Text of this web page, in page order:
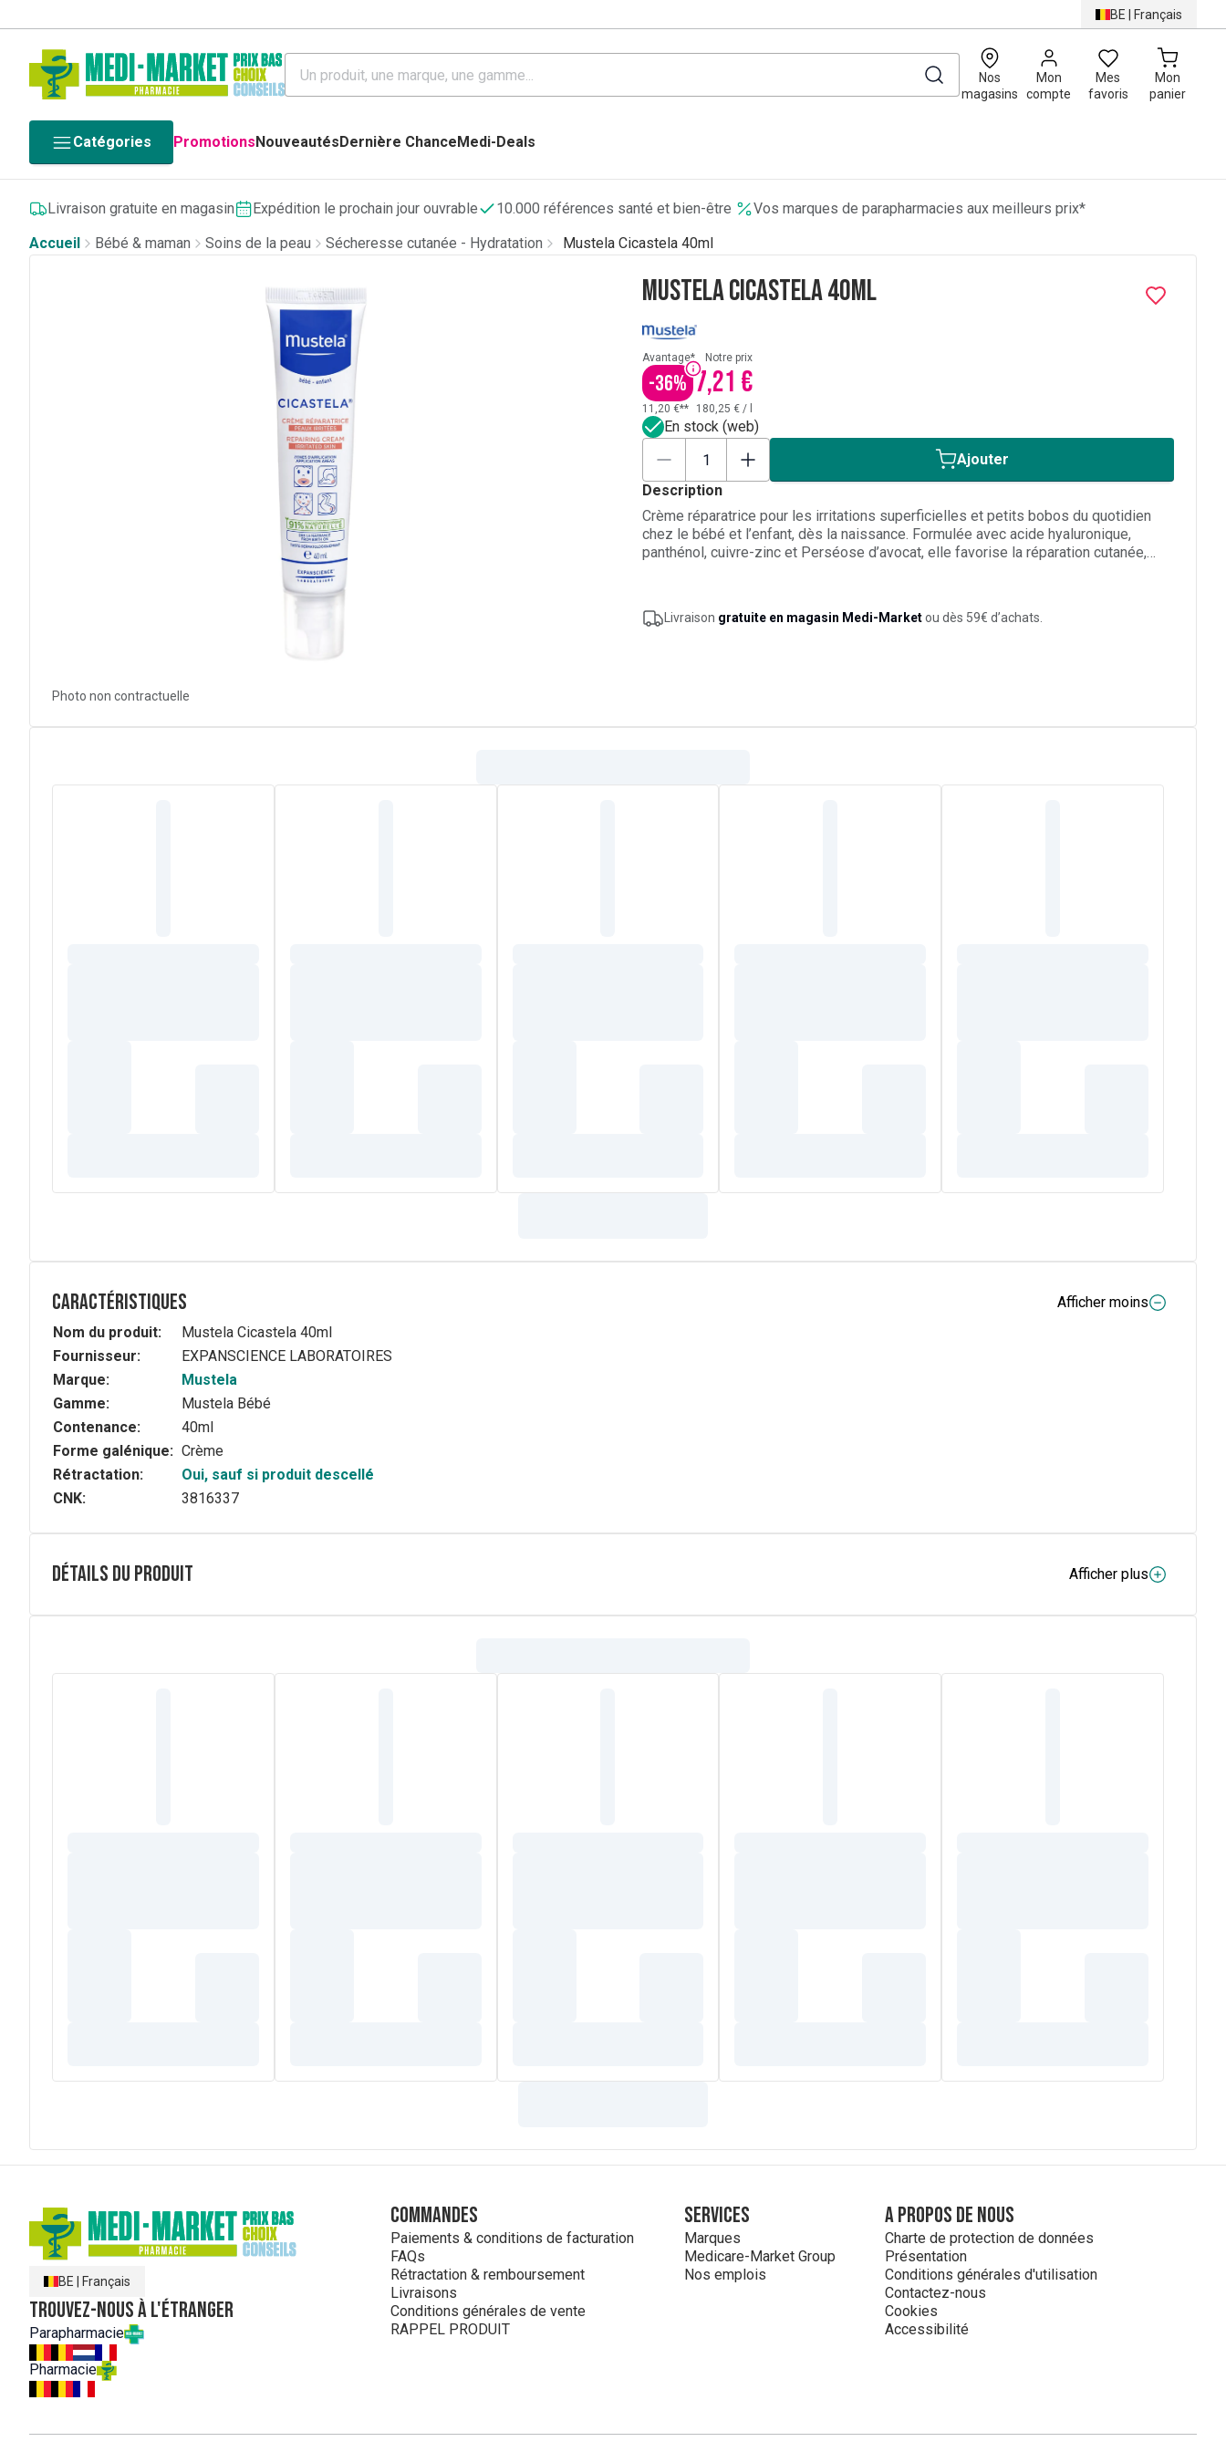
BE | Français
Nos
magasins
Mon
compte
Mes
favoris
Mon
panier
0
Catégories PromotionsNouveautésDernière ChanceMedi-Deals
Livraison gratuite en magasin Expédition le prochain jour ouvrable 10.000 références santé et bien-être
Vos marques de parapharmacies aux meilleurs prix*
Accueil
Bébé & maman Soins de la peau Sécheresse cutanée - Hydratation Mustela Cicastela 40ml
Photo non contractuelle
Mustela Cicastela 40ml
Avantage*
-36%
Notre prix
7,21 €
11,20 €** 180,25 € /
En stock (web)
Ajouter
Description
Crème réparatrice pour les irritations superficielles et petits bobos du quotidien
chez le bébé et l’enfant, dès la naissance. Formulée avec acide hyaluronique,
panthénol, cuivre-zinc et Perséose d’avocat, elle favorise la réparation cutanée,
localement 2 fois par jour sur une peau propre, sèche et non suintante.
Livraison gratuite en magasin Medi-Marketou dès 59€ d’achats.
Caractéristiques
Afficher moins
Nom du produit:
Mustela Cicastela 40ml
Fournisseur:
EXPANSCIENCE LABORATOIRES
Marque:
Mustela
Gamme:
Mustela Bébé
Contenance:
40ml
Forme galénique: Crème
Rétractation:
Oui, sauf si produit descellé
CNK:
3816337
Détails du produit
Afficher plus
LaCrème réparatrice Cicastela®est idéale pour tous les petits bobos du quotidien du bébé et de l'enfant, dès la naissance(1).Ellefavorise une réparation cutanée de
Ce soin contient91% d'ingrédients d'origine naturelle. Les 9% restant permettent d'obtenir une texture agréable et de protéger le produit sur le long terme. Sans parfum.
BE Français
Trouvez-nous à l'étranger
Parapharmacie
Pharmacie
Commandes
Paiements & conditions de facturation
FAQs
Rétractation & remboursement
Livraisons
Conditions générales de vente
RAPPEL PRODUIT
Services
Marques
Medicare-Market Group
Nos emplois
A propos de nous
Charte de protection de données
Présentation
Conditions générales d'utilisation
Contactez-nous
Cookies
Accessibilité